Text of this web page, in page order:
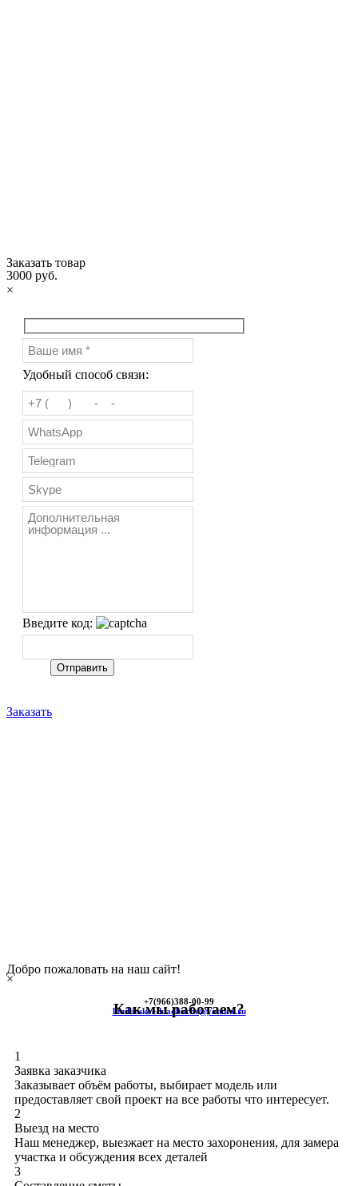
3000 руб.
Заказать товар
×
Удобный способ связи:
Введите код:
Заказать
Добро пожаловать на наш сайт!
+7(966)388-00-99
himkinskoe-kladbische@yandex.ru
×
Как мы работаем?
1
Заявка заказчика
Заказывает объём работы, выбирает модель или
предоставляет свой проект на все работы что интересует.
2
Выезд на место
Наш менеджер, выезжает на место захоронения, для замера
участка и обсуждения всех деталей
3